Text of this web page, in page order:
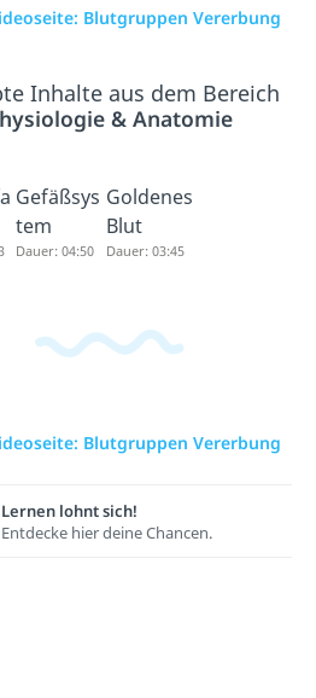
Blutgruppen Vererbung
Inhalte aus dem Bereich
& Anatomie
Gefäßsys
tem
Dauer: 04:50
Goldenes
Blut
Dauer: 03:45
Blutgruppen Vererbung
Lernen lohnt sich!
Entdecke hier deine Chancen.